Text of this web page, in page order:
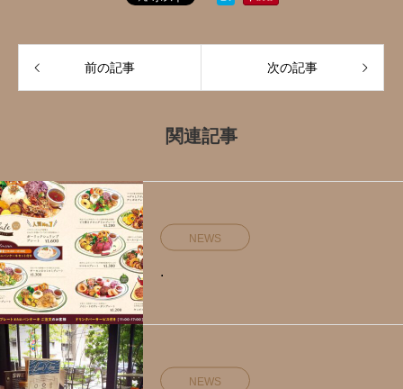
前の記事 次の記事
関連記事
NEWS
.
NEWS